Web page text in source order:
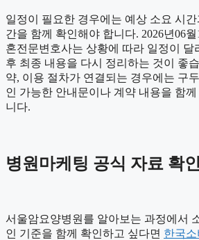
일정이 필요한 경우에는 예상 소요 시간
간을 함께 확인해야 합니다. 2026년06월
혼전문변호사는 상황에 따라 일정이 달
후 최종 내용을 다시 정리하는 것이 좋
약, 이용 절차가 연결되는 경우에는 구
인 가능한 안내문이나 계약 내용을 함
니다.
병원마케팅 공식 자료 확인
서울암요양병원를 알아보는 과정에서
인 기준을 함께 확인하고 싶다면 한국소